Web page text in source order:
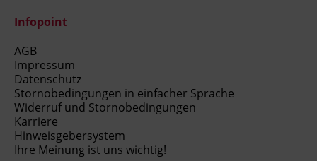
Infopoint
AGB
Impressum
Datenschutz
Stornobedingungen in einfacher Sprache
Widerruf und Stornobedingungen
Karriere
Hinweisgebersystem
Ihre Meinung ist uns wichtig!